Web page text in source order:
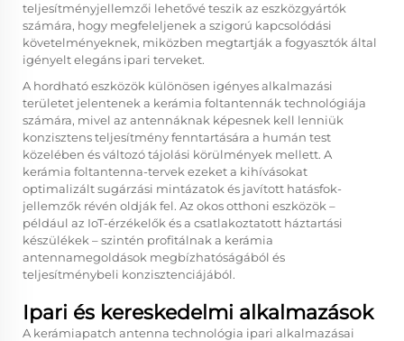
teljesítményjellemzői lehetővé teszik az eszközgyártók
számára, hogy megfeleljenek a szigorú kapcsolódási
követelményeknek, miközben megtartják a fogyasztók által
igényelt elegáns ipari terveket.
A hordható eszközök különösen igényes alkalmazási
területet jelentenek a kerámia foltantennák technológiája
számára, mivel az antennáknak képesnek kell lenniük
konzisztens teljesítmény fenntartására a humán test
közelében és változó tájolási körülmények mellett. A
kerámia foltantenna-tervek ezeket a kihívásokat
optimalizált sugárzási mintázatok és javított hatásfok-
jellemzők révén oldják fel. Az okos otthoni eszközök –
például az IoT-érzékelők és a csatlakoztatott háztartási
készülékek – szintén profitálnak a kerámia
antennamegoldások megbízhatóságából és
teljesítménybeli konzisztenciájából.
Ipari és kereskedelmi alkalmazások
A kerámiapatch antenna technológia ipari alkalmazásai